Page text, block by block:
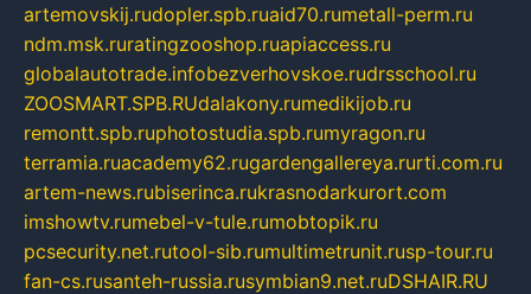
artemovskij.rudopler.spb.ruaid70.rumetall-perm.ru
ndm.msk.ruratingzooshop.ruapiaccess.ru
globalautotrade.infobezverhovskoe.rudrsschool.ru
ZOOSMART.SPB.RUdalakony.rumedikijob.ru
remontt.spb.ruphotostudia.spb.rumyragon.ru
terramia.ruacademy62.rugardengallereya.rurti.com.ru
artem-news.rubiserinca.rukrasnodarkurort.com
imshowtv.rumebel-v-tule.rumobtopik.ru
pcsecurity.net.rutool-sib.rumultimetrunit.rusp-tour.ru
fan-cs.rusanteh-russia.rusymbian9.net.ruDSHAIR.RU